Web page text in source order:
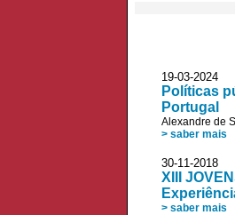
19-03-
Políticas
Portugal
Alexandre de
> saber mais
30-11-
XIII
> saber mais